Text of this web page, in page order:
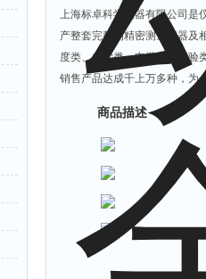
上海标卓科学仪器有限公司是
产整套完整的精密测量仪器及
度类、力学类、电学类、试验
销售产品达成千上万多种，为
商品描述